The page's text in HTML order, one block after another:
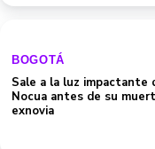
BOGOTÁ
Sale a la luz impactante
Nocua antes de su
exnovia